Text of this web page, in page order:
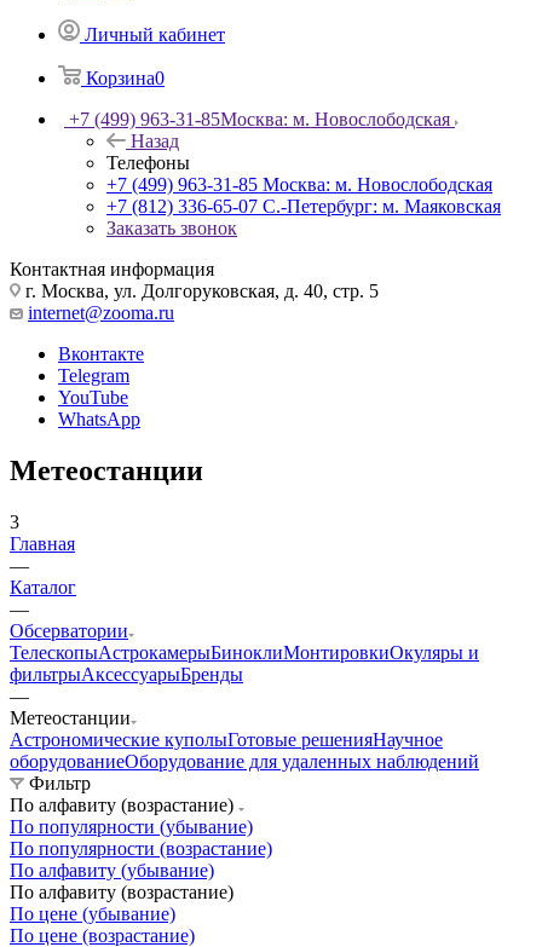
Личный кабинет
Корзина0
+7 (499) 963-31-85Москва: м. Новослободская
Назад
Телефоны
+7 (499) 963-31-85 Москва: м. Новослободская
+7 (812) 336-65-07 С.-Петербург: м. Маяковская
Заказать звонок
Контактная информация
г. Москва, ул. Долгоруковская, д. 40, стр. 5
internet@zooma.ru
Вконтакте
Telegram
YouTube
WhatsApp
Метеостанции
3
Главная
—
Каталог
—
Обсерватории
ТелескопыАстрокамерыБиноклиМонтировкиОкуляры и
фильтрыАксессуарыБренды
—
Метеостанции
Астрономические куполыГотовые решенияНаучное
оборудованиеОборудование для удаленных наблюдений
Фильтр
По алфавиту (возрастание)
По популярности (убывание)
По популярности (возрастание)
По алфавиту (убывание)
По алфавиту (возрастание)
По цене (убывание)
По цене (возрастание)